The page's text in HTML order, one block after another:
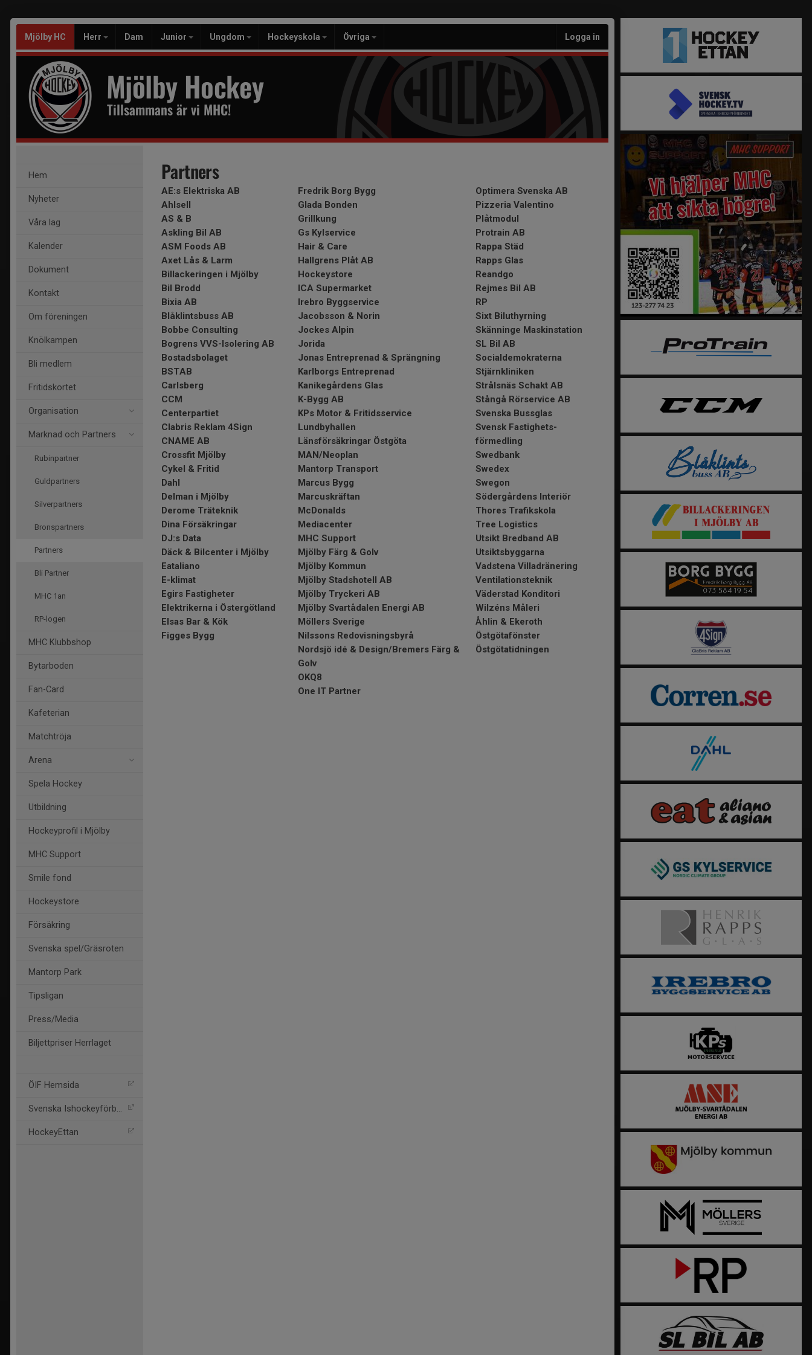
Mjölby HC Herr Dam Junior Ungdom Hockeyskola Övriga Logga in
Mjölby Hockey
Tillsammans är vi MHC!
Hem
Nyheter
Våra lag
Kalender
Dokument
Kontakt
Om föreningen
Knölkampen
Bli medlem
Fritidskortet
Organisation
Marknad och Partners
Rubinpartner
Guldpartners
Silverpartners
Bronspartners
Partners
Bli Partner
MHC 1an
RP-logen
MHC Klubbshop
Bytarboden
Fan-Card
Kafeterian
Matchtröja
Arena
Spela Hockey
Utbildning
Hockeyprofil i Mjölby
MHC Support
Smile fond
Hockeystore
Försäkring
Svenska spel/Gräsroten
Mantorp Park
Tipsligan
Press/Media
Biljettpriser Herrlaget
ÖIF Hemsida
Svenska Ishockeyförbund
HockeyEttan
Partners
AE:s Elektriska AB
Ahlsell
AS & B
Askling Bil AB
ASM Foods AB
Axet Lås & Larm
Billackeringen i Mjölby
Bil Brodd
Bixia AB
Blåklintsbuss AB
Bobbe Consulting
Bogrens VVS-Isolering AB
Bostadsbolaget
BSTAB
Carlsberg
CCM
Centerpartiet
Clabris Reklam 4Sign
CNAME AB
Crossfit Mjölby
Cykel & Fritid
Dahl
Delman i Mjölby
Derome Träteknik
Dina Försäkringar
DJ:s Data
Däck & Bilcenter i Mjölby
Eataliano
E-klimat
Egirs Fastigheter
Elektrikerna i Östergötland
Elsas Bar & Kök
Figges Bygg
Fredrik Borg Bygg
Glada Bonden
Grillkung
Gs Kylservice
Hair & Care
Hallgrens Plåt AB
Hockeystore
ICA Supermarket
Irebro Byggservice
Jacobsson & Norin
Jockes Alpin
Jorida
Jonas Entreprenad & Sprängning
Karlborgs Entreprenad
Kanikegårdens Glas
K-Bygg AB
KPs Motor & Fritidsservice
Lundbyhallen
Länsförsäkringar Östgöta
MAN/Neoplan
Mantorp Transport
Marcus Bygg
Marcuskräftan
McDonalds
Mediacenter
MHC Support
Mjölby Färg & Golv
Mjölby Kommun
Mjölby Stadshotell AB
Mjölby Tryckeri AB
Mjölby Svartådalen Energi AB
Möllers Sverige
Nilssons Redovisningsbyrå
Nordsjö idé & Design/Bremers Färg &
Golv
OKQ8
One IT Partner
Optimera Svenska AB
Pizzeria Valentino
Plåtmodul
Protrain AB
Rappa Städ
Rapps Glas
Reandgo
Rejmes Bil AB
RP
Sixt Biluthyrning
Skänninge Maskinstation
SL Bil AB
Socialdemokraterna
Stjärnkliniken
Strålsnäs Schakt AB
Stångå Rörservice AB
Svenska Bussglas
Svensk Fastighets-
förmedling
Swedbank
Swedex
Swegon
Södergårdens Interiör
Thores Trafikskola
Tree Logistics
Utsikt Bredband AB
Utsiktsbyggarna
Vadstena Villadränering
Ventilationsteknik
Väderstad Konditori
Wilzéns Måleri
Åhlin & Ekeroth
Östgötafönster
Östgötatidningen